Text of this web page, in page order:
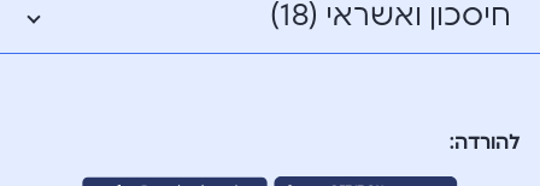
חיסכון ואשראי (18)
להורדה: